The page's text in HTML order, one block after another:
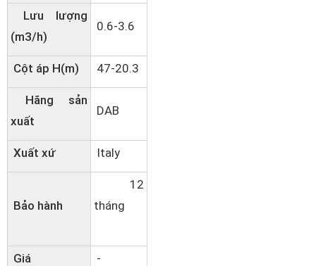
Lưu lượng
(m3/h)
0.6-3.6
Cột áp H(m) 47-20.3
Hãng sản
xuất
DAB
Xuất xứ Italy
Bảo hành
12
tháng
Giá -